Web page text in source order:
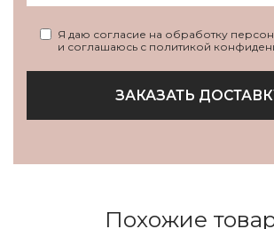
Я даю согласие на обработку
и соглашаюсь с политикой
ЗАКАЗАТЬ
Похожие